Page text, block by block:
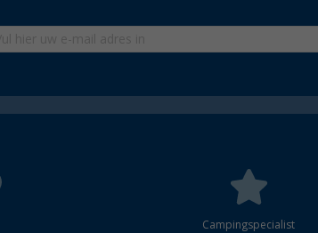
Campingspecialist